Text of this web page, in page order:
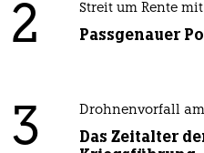
2 Streit um Rente mit
Passgenauer
3 Drohnenvorfall
Das Zeitalter